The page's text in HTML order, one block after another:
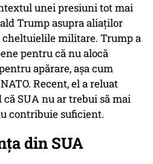
unei presiuni tot mai
Trump asupra aliaților
cheltuielile militare. Trump a
pentru că nu alocă
apărare, așa cum
Recent, el a reluat
că SUA nu ar trebui să mai
contribuie suficient.
din SUA